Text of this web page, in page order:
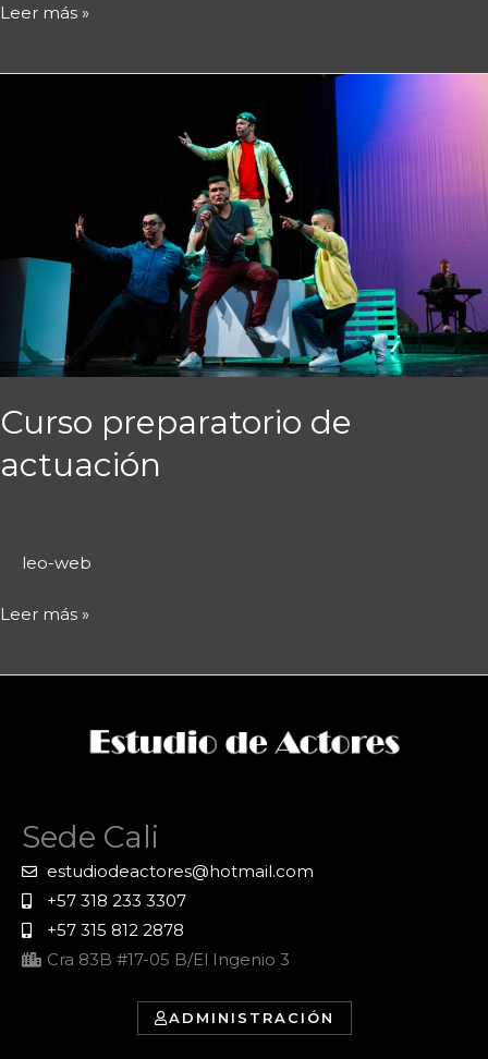
Leer más »
Curso preparatorio de
actuación
leo-web
Leer más »
Sede Cali
estudiodeactores@hotmail.com
+57 318 233 3307
+57 315 812 2878
Cra 83B #17-05 B/El Ingenio 3
ADMINISTRACIÓN